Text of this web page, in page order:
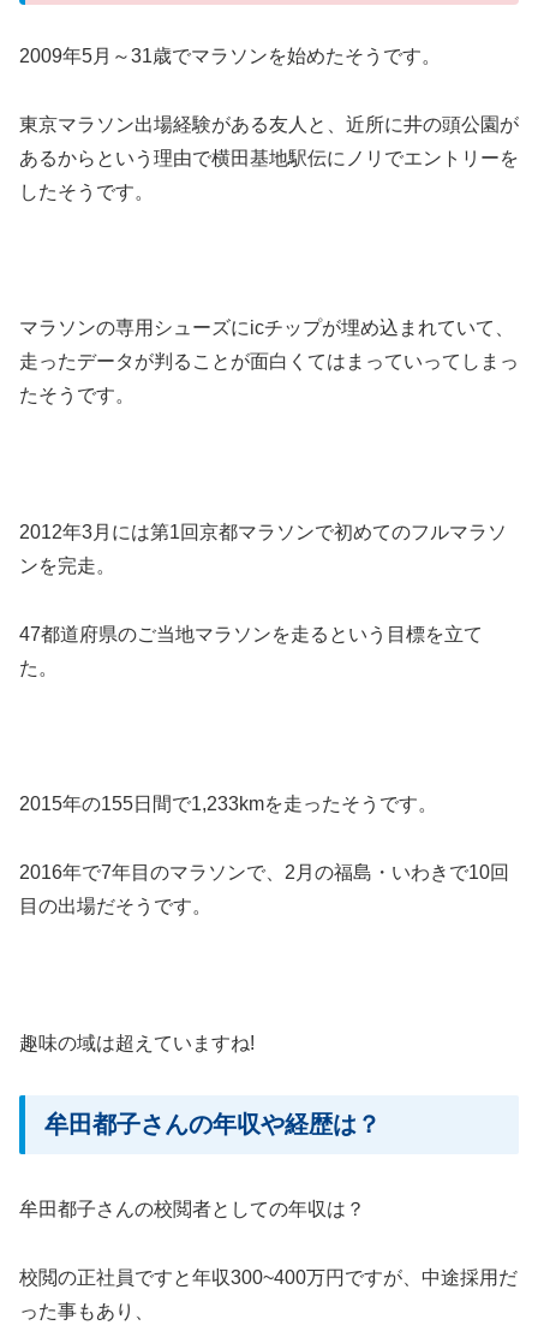
2009年5月～31歳でマラソンを始めたそうです。
東京マラソン出場経験がある友人と、近所に井の頭公園が
あるからという理由で横田基地駅伝にノリでエントリーを
したそうです。
マラソンの専用シューズにicチップが埋め込まれていて、
走ったデータが判ることが面白くてはまっていってしまっ
たそうです。
2012年3月には第1回京都マラソンで初めてのフルマラソ
ンを完走。
47都道府県のご当地マラソンを走るという目標を立て
た。
2015年の155日間で1,233kmを走ったそうです。
2016年で7年目のマラソンで、2月の福島・いわきで10回
目の出場だそうです。
趣味の域は超えていますね!
牟田都子さんの年収や経歴は？
牟田都子さんの校閲者としての年収は？
校閲の正社員ですと年収300~400万円ですが、中途採用だ
った事もあり、